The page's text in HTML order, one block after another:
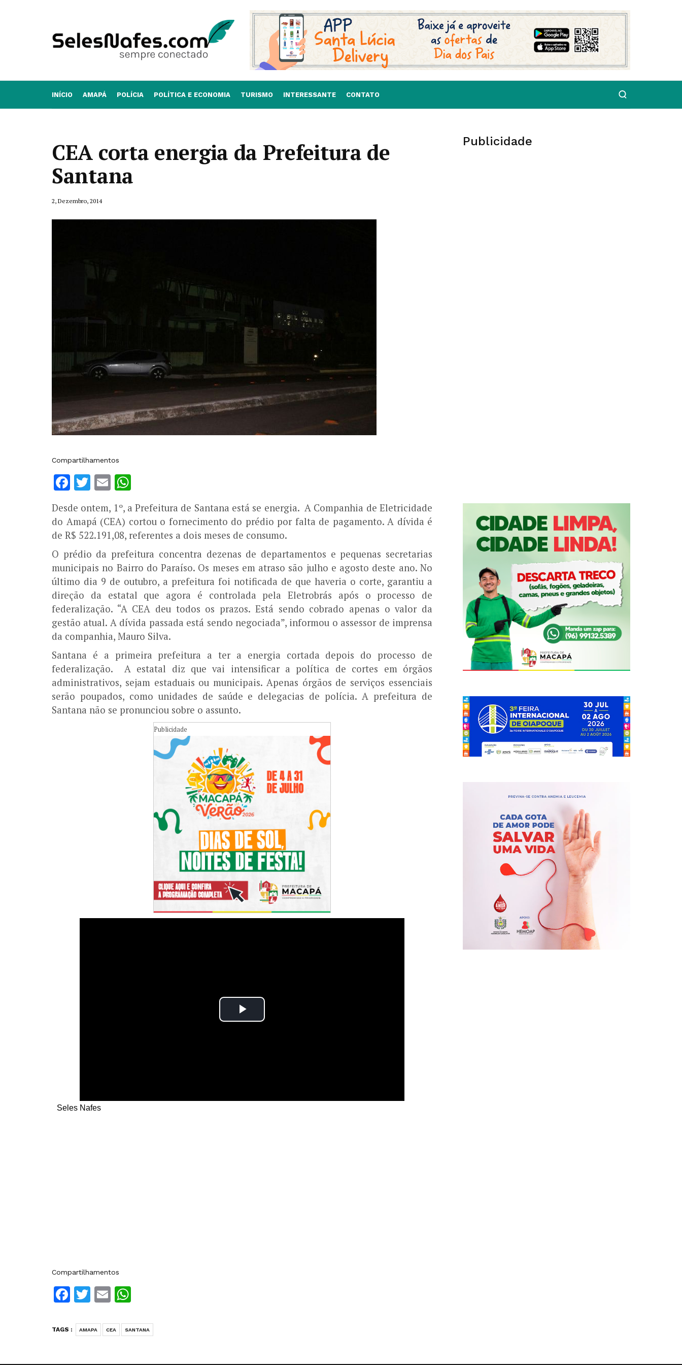
INÍCIO AMAPÁ POLÍCIA POLÍTICA E ECONOMIA TURISMO INTERESSANTE CONTATO
CEA corta energia da Prefeitura de
Santana
2, Dezembro, 2014
Compartilhamentos
Facebook
Twitter
Email
Desde ontem, 1º, a Prefeitura de Santana está se energia. A Companhia de Eletricidade
do Amapá (CEA) cortou o fornecimento do prédio por falta de pagamento. A dívida é
de R$ 522.191,08, referentes a dois meses de consumo.
O prédio da prefeitura concentra dezenas de departamentos e pequenas secretarias
municipais no Bairro do Paraíso. Os meses em atraso são julho e agosto deste ano. No
último dia 9 de outubro, a prefeitura foi notificada de que haveria o corte, garantiu a
direção da estatal que agora é controlada pela Eletrobrás após o processo de
federalização. “A CEA deu todos os prazos. Está sendo cobrado apenas o valor da
gestão atual. A dívida passada está sendo negociada”, informou o assessor de imprensa
da companhia, Mauro Silva.
Santana é a primeira prefeitura a ter a energia cortada depois do processo de
federalização. A estatal diz que vai intensificar a política de cortes em órgãos
administrativos, sejam estaduais ou municipais. Apenas órgãos de serviços essenciais
serão poupados, como unidades de saúde e delegacias de polícia. A prefeitura de
Santana não se pronunciou sobre o assunto.
Publicidade
Seles Nafes
Compartilhamentos
Facebook
Twitter
Email
TAGS : AMAPA CEA SANTANA
Publicidade